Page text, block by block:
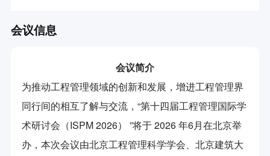
会议信息
会议简介
为推动工程管理领域的创新和发展，增进工程管理界
同行间的相互了解与交流，“第十四届工程管理国际学
术研讨会（ISPM 2026） ”将于 2026 年6月在北京举
办，本次会议由北京工程管理科学学会、北京建筑大